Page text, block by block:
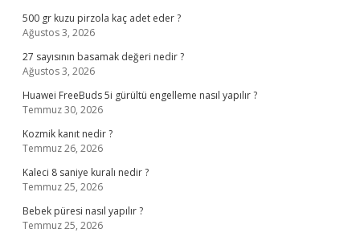
500 gr kuzu pirzola kaç adet eder ?
Ağustos 3, 2026
27 sayısının basamak değeri nedir ?
Ağustos 3, 2026
Huawei FreeBuds 5i gürültü engelleme nasıl yapılır ?
Temmuz 30, 2026
Kozmik kanıt nedir ?
Temmuz 26, 2026
Kaleci 8 saniye kuralı nedir ?
Temmuz 25, 2026
Bebek püresi nasıl yapılır ?
Temmuz 25, 2026